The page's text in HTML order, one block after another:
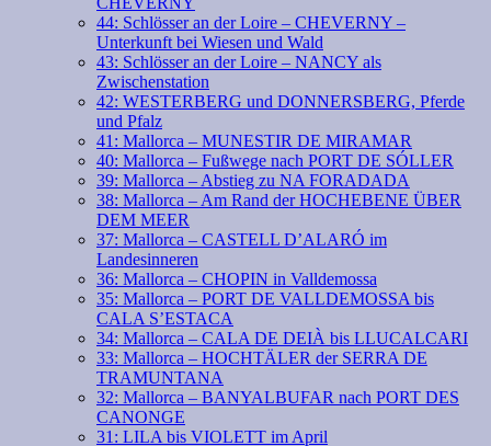
44: Schlösser an der Loire – CHEVERNY –
Unterkunft bei Wiesen und Wald
43: Schlösser an der Loire – NANCY als
Zwischenstation
42: WESTERBERG und DONNERSBERG, Pferde
und Pfalz
41: Mallorca – MUNESTIR DE MIRAMAR
40: Mallorca – Fußwege nach PORT DE SÓLLER
39: Mallorca – Abstieg zu NA FORADADA
38: Mallorca – Am Rand der HOCHEBENE ÜBER
DEM MEER
37: Mallorca – CASTELL D’ALARÓ im
Landesinneren
36: Mallorca – CHOPIN in Valldemossa
35: Mallorca – PORT DE VALLDEMOSSA bis
CALA S’ESTACA
34: Mallorca – CALA DE DEIÀ bis LLUCALCARI
33: Mallorca – HOCHTÄLER der SERRA DE
TRAMUNTANA
32: Mallorca – BANYALBUFAR nach PORT DES
CANONGE
31: LILA bis VIOLETT im April